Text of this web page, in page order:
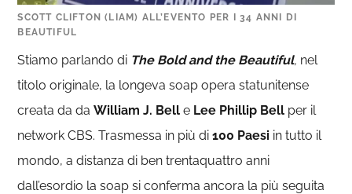
SCOTT CLIFTON (LIAM) ALL’EVENTO PER I 34 ANNI DI
BEAUTIFUL
Stiamo parlando di The Bold and the Beautiful, nel
titolo originale, la longeva soap opera statunitense
creata da daWilliam J. Bell e Lee Phillip Bell per il
network CBS. Trasmessa in più di100 Paesi in tutto il
mondo, a distanza di ben trentaquattro anni
dall’esordio la soap si conferma ancora la più seguita